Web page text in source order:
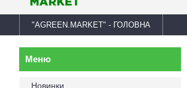
"AGREEN.MARKET" - ГОЛОВНА
Новинки